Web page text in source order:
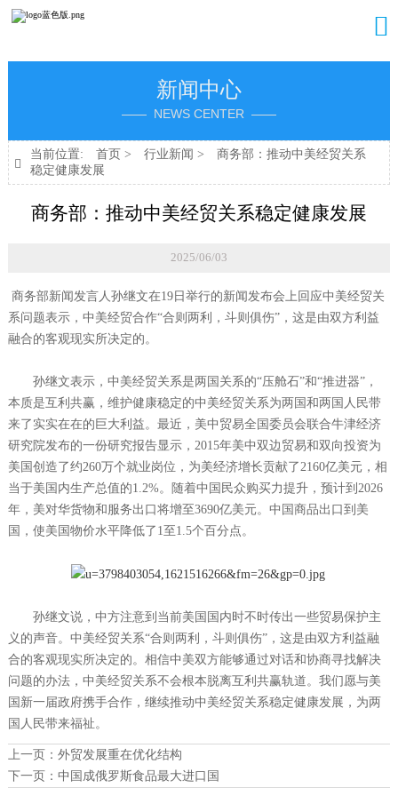

新闻中心
—— NEWS CENTER ——

当前位置: 首页 > 行业新闻 >
商务部：推动中美经贸关系
稳定健康发展
商务部：推动中美经贸关系稳定健康发展
2025/06/03
商务部新闻发言人孙继文在19日举行的新闻发布会上回应中美经贸关
系问题表示，中美经贸合作“合则两利，斗则俱伤”，这是由双方利益
融合的客观现实所决定的。
孙继文表示，中美经贸关系是两国关系的“压舱石”和“推进器”，
本质是互利共赢，维护健康稳定的中美经贸关系为两国和两国人民带
来了实实在在的巨大利益。最近，美中贸易全国委员会联合牛津经济
研究院发布的一份研究报告显示，2015年美中双边贸易和双向投资为
美国创造了约260万个就业岗位，为美经济增长贡献了2160亿美元，相
当于美国内生产总值的1.2%。随着中国民众购买力提升，预计到2026
年，美对华货物和服务出口将增至3690亿美元。中国商品出口到美
国，使美国物价水平降低了1至1.5个百分点。
孙继文说，中方注意到当前美国国内时不时传出一些贸易保护主
义的声音。中美经贸关系“合则两利，斗则俱伤”，这是由双方利益融
合的客观现实所决定的。相信中美双方能够通过对话和协商寻找解决
问题的办法，中美经贸关系不会根本脱离互利共赢轨道。我们愿与美
国新一届政府携手合作，继续推动中美经贸关系稳定健康发展，为两
国人民带来福祉。
上一页： 外贸发展重在优化结构
下一页： 中国成俄罗斯食品最大进口国